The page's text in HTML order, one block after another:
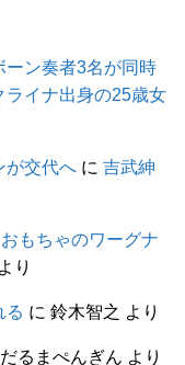
ーン奏者3名が同時
ライナ出身の25歳女
が交代へ に吉武紳
もちゃのワーグナ
より
る に鈴木智之 より
だるまぺんぎん より